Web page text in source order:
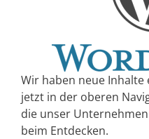
Wir haben neue Inhalte
jetzt in der oberen
die unser
beim Entdecken.